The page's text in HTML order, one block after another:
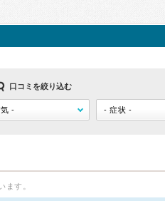
口コミを絞り込む
ます。